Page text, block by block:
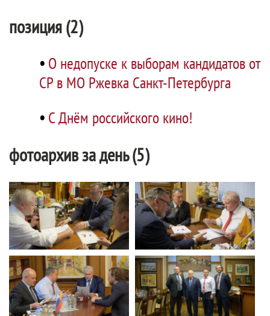
позиция (2)
• О недопуске к выборам кандидатов от
СР в МО Ржевка Санкт-Петербурга
• C Днём российского кино!
фотоархив за день (5)